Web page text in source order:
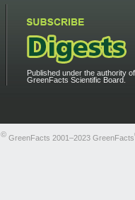
Published under the authority
GreenFacts Scientific Board.
© GreenFacts 2001–2023 GreenFacts